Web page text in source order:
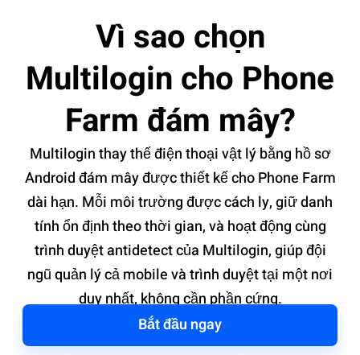
Vì sao chọn
Multilogin cho Phone
Farm đám mây?
Multilogin thay thế điện thoại vật lý bằng hồ sơ
Android đám mây được thiết kế cho Phone Farm
dài hạn. Mỗi môi trường được cách ly, giữ danh
tính ổn định theo thời gian, và hoạt động cùng
trình duyệt antidetect của Multilogin, giúp đội
ngũ quản lý cả mobile và trình duyệt tại một nơi
duy nhất, không cần phần cứng.
Bắt đầu ngay